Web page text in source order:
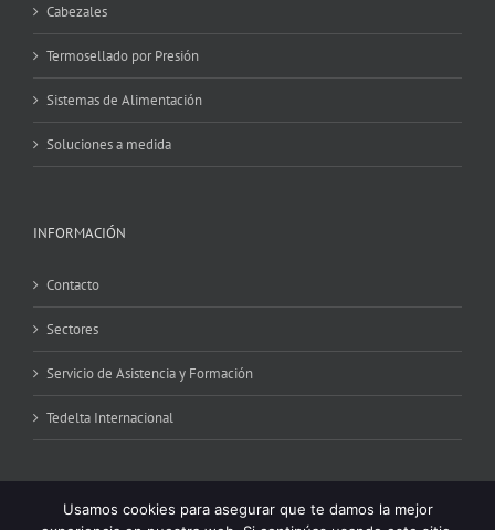
Cabezales
Termosellado por Presión
Sistemas de Alimentación
Soluciones a medida
INFORMACIÓN
Contacto
Sectores
Servicio de Asistencia y Formación
Tedelta Internacional
Usamos cookies para asegurar que te damos la mejor